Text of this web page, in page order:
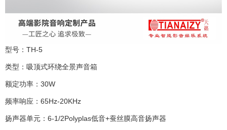
型号：TH-5
类型：吸顶式环绕全景声音箱
额定功率：30W
频率响应：65Hz-20KHz
扬声器单元：6-1/2Polyplas低音+蚕丝膜高音扬声器